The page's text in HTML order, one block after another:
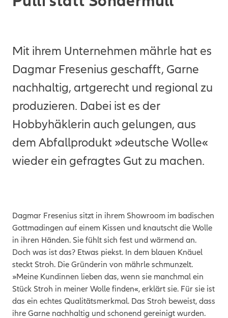
Mit ihrem Unternehmen mährle hat es
Dagmar Fresenius geschafft, Garne
nachhaltig, artgerecht und regional zu
produzieren. Dabei ist es der
Hobbyhäklerin auch gelungen, aus
dem Abfallprodukt »deutsche Wolle«
wieder ein gefragtes Gut zu machen.
Dagmar Fresenius sitzt in ihrem Showroom im badischen
Gottmadingen auf einem Kissen und knautscht die Wolle
in ihren Händen. Sie fühlt sich fest und wärmend an.
Doch was ist das? Etwas piekst. In dem blauen Knäuel
steckt Stroh. Die Gründerin von mährle schmunzelt.
»Meine Kundinnen lieben das, wenn sie manchmal ein
Stück Stroh in meiner Wolle finden«, erklärt sie. Für sie ist
das ein echtes Qualitätsmerkmal. Das Stroh beweist, dass
ihre Garne nachhaltig und schonend gereinigt wurden.